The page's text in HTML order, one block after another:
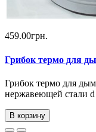
459.00грн.
Грибок термо для
Грибок термо для
нержавеющей стали
В корзину